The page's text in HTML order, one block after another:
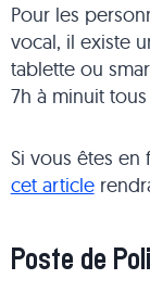
Pour les
vocal, il existe
tablette ou
7h à minuit
Si vous êtes
cet article
Poste de